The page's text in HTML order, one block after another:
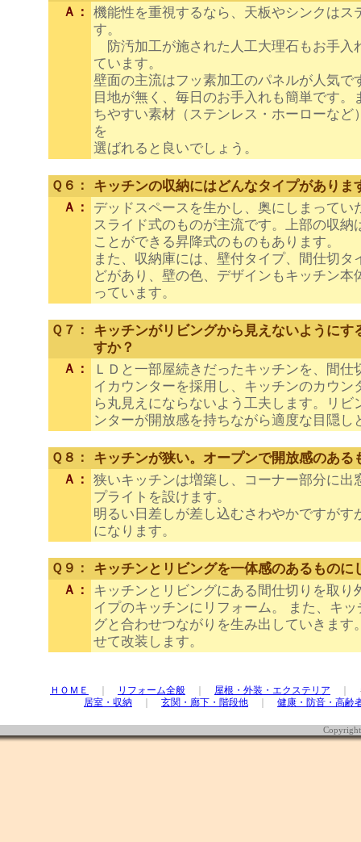
Ａ：
機能性を重視するなら、天板やシンクはス
す。
防汚加工が施された人工大理石もお手入
ています。
壁面の主流はフッ素加工のパネルが人気で
目地が無く、毎日のお手入れも簡単です。
ちやすい素材（ステンレス・ホーローなど
を
選ばれると良いでしょう。
Ｑ６： キッチンの収納にはどんなタイプがありま
Ａ：
デッドスペースを生かし、奥にしまってい
スライド式のものが主流です。上部の収納
ことができる昇降式のものもあります。
また、収納庫には、壁付タイプ、間仕切タ
どがあり、壁の色、デザインもキッチン本
っています。
Ｑ７：
キッチンがリビングから見えないようにす
すか？
Ａ：
ＬＤと一部屋続きだったキッチンを、間
イカウンターを採用し、キッチンのカウン
ら丸見えにならないよう工夫します。リビ
ンターが開放感を持ちながら適度な目隠し
Ｑ８： キッチンが狭い。オープンで開放感のある
Ａ：
狭いキッチンは増築し、コーナー部分に出
プライトを設けます。
明るい日差しが差し込むさわやかですがす
になります。
Ｑ９： キッチンとリビングを一体感のあるものに
Ａ：
キッチンとリビングにある間仕切りを取り
イプのキッチンにリフォーム。 また、キ
グと合わせつながりを生み出していきます
せて改装します。
ＨＯＭＥ リフォーム全般 屋根・外装・エクステリア ｜
居室・収納
玄関・廊下・階段他 健康・防音・高齢